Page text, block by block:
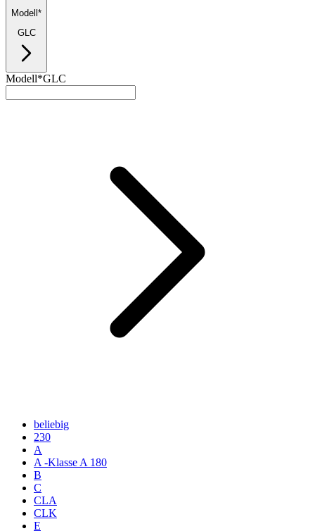
Modell*
GLC
Modell*GLC
beliebig
230
A
A -Klasse A 180
B
C
CLA
CLK
E